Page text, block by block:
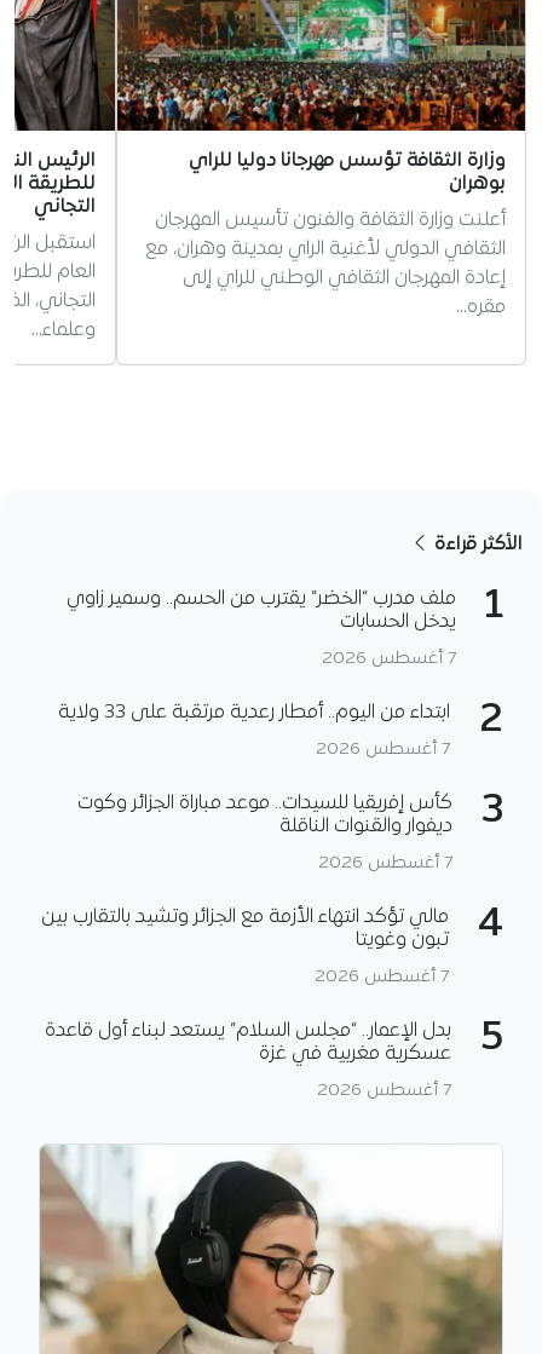
وزارة الثقافة تؤسس مهرجانا دوليا للراي
بوهران
أعلنت وزارة الثقافة والفنون تأسيس المهرجان
الثقافي الدولي لأغنية الراي بمدينة وهران، مع
إعادة المهرجان الثقافي الوطني للراي إلى
مقره…
الرئيس
للطريقة
التجاني
استقبل
العام
التجاني،
وعلماء…
الأكثر قراءة
1
ملف مدرب “الخضر” يقترب من الحسم.. وسمير زاوي
يدخل الحسابات
7 أغسطس 2026
2 ابتداء من اليوم.. أمطار رعدية مرتقبة على 33 ولاية
7 أغسطس 2026
3
كأس إفريقيا للسيدات.. موعد مباراة الجزائر وكوت
ديفوار والقنوات الناقلة
7 أغسطس 2026
4
مالي تؤكد انتهاء الأزمة مع الجزائر وتشيد بالتقارب بين
تبون وغويتا
7 أغسطس 2026
5
بدل الإعمار.. “مجلس السلام” يستعد لبناء أول قاعدة
عسكرية مغربية في غزة
7 أغسطس 2026